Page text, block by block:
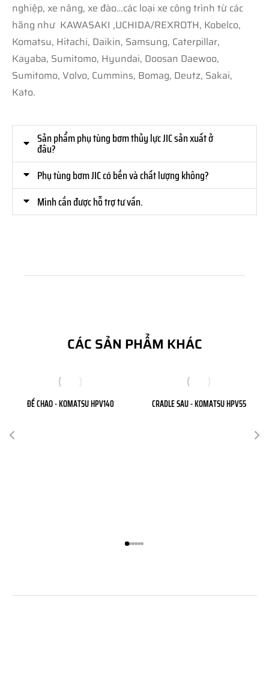
nghiệp, xe nâng, xe đào…các loại xe công trình từ các
hãng như KAWASAKI ,UCHIDA/REXROTH, Kobelco,
Komatsu, Hitachi, Daikin, Samsung, Caterpillar,
Kayaba, Sumitomo, Hyundai, Doosan Daewoo,
Sumitomo, Volvo, Cummins, Bomag, Deutz, Sakai,
Kato.
Sản phẩm phụ tùng bơm thủy lực JIC sản xuất ở
đâu?
Phụ tùng bơm JIC có bền và chất lượng không?
Mình cần được hỗ trợ tư vấn.
CÁC SẢN PHẨM KHÁC
ĐẾ CHAO - KOMATSU HPV140 CRADLE SAU - KOMATSU HPV55